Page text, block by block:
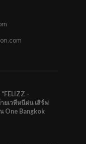
–
ยเวทีหนีฝน เสิร์ฟ
One Bangkok